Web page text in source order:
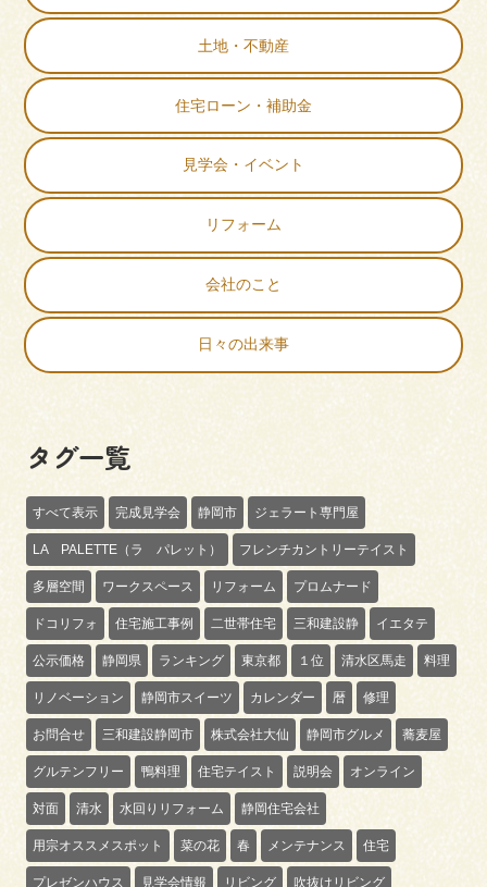
土地・不動産
住宅ローン・補助金
見学会・イベント
リフォーム
会社のこと
日々の出来事
タグ一覧
すべて表示 完成見学会 静岡市 ジェラート専門屋
LA PALETTE（ラ パレット） フレンチカントリーテイスト
多層空間 ワークスペース リフォーム プロムナード
ドコリフォ 住宅施工事例 二世帯住宅 三和建設静 イエタテ
公示価格 静岡県 ランキング 東京都 １位 清水区馬走 料理
リノベーション 静岡市スイーツ カレンダー 暦 修理
お問合せ 三和建設静岡市 株式会社大仙 静岡市グルメ 蕎麦屋
グルテンフリー 鴨料理 住宅テイスト 説明会 オンライン
対面 清水 水回りリフォーム 静岡住宅会社
用宗オススメスポット 菜の花 春 メンテナンス 住宅
プレゼンハウス 見学会情報 リビング 吹抜けリビング